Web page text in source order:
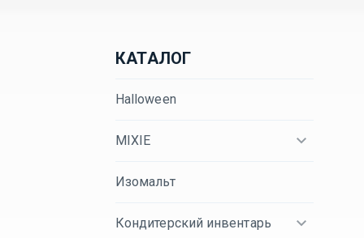
КАТАЛОГ
Halloween
MIXIE
Изомальт
Кондитерский инвентарь